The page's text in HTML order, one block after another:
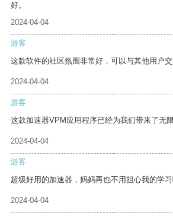
好。
2024-04-04
游客
这款软件的社区氛围非常好，可以与其他用户交
2024-04-04
游客
这款加速器VPM应用程序已经为我们带来了无
2024-04-04
游客
超级好用的加速器，妈妈再也不用担心我的学习
2024-04-04